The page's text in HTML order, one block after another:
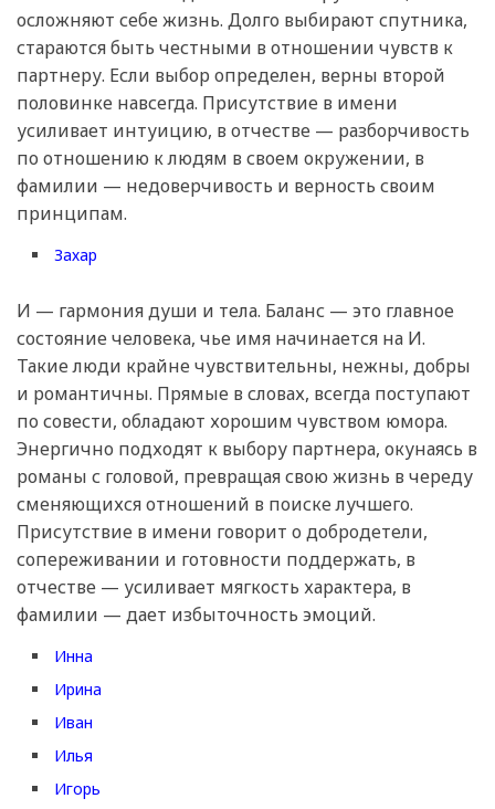
осложняют себе жизнь. Долго выбирают спутника,
стараются быть честными в отношении чувств к
партнеру. Если выбор определен, верны второй
половинке навсегда. Присутствие в имени
усиливает интуицию, в отчестве — разборчивость
по отношению к людям в своем окружении, в
фамилии — недоверчивость и верность своим
принципам.
Захар
И — гармония души и тела. Баланс — это главное
состояние человека, чье имя начинается на И.
Такие люди крайне чувствительны, нежны, добры
и романтичны. Прямые в словах, всегда поступают
по совести, обладают хорошим чувством юмора.
Энергично подходят к выбору партнера, окунаясь в
романы с головой, превращая свою жизнь в череду
сменяющихся отношений в поиске лучшего.
Присутствие в имени говорит о добродетели,
сопереживании и готовности поддержать, в
отчестве — усиливает мягкость характера, в
фамилии — дает избыточность эмоций.
Инна
Ирина
Иван
Илья
Игорь